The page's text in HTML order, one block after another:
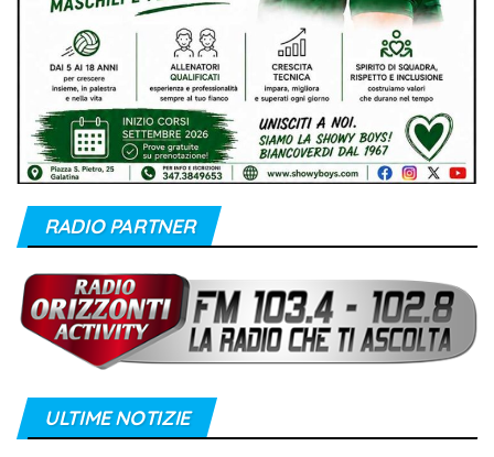
RADIO PARTNER
ULTIME NOTIZIE